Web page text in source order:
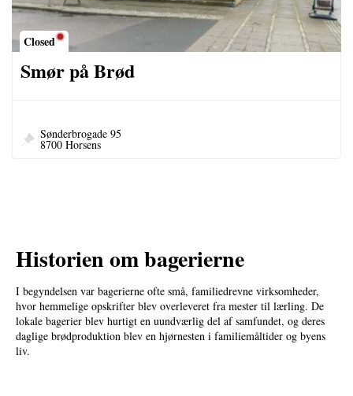
Closed
Smør på Brød
Sønderbrogade 95
8700 Horsens
Historien om bagerierne
I begyndelsen var bagerierne ofte små, familiedrevne virksomheder,
hvor hemmelige opskrifter blev overleveret fra mester til lærling. De
lokale bagerier blev hurtigt en uundværlig del af samfundet, og deres
daglige brødproduktion blev en hjørnesten i familiemåltider og byens
liv.